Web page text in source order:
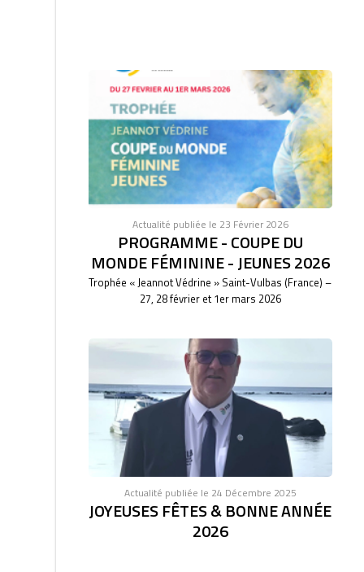
Actualité publiée le 23 Février 2026
PROGRAMME - COUPE DU
MONDE FÉMININE - JEUNES 2026
Trophée « Jeannot Védrine » Saint-Vulbas (France) –
27, 28 février et 1er mars 2026
Actualité publiée le 24 Décembre 2025
JOYEUSES FÊTES & BONNE ANNÉE
2026